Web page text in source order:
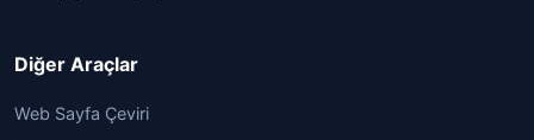
Diğer Araçlar
Web Sayfa Çeviri